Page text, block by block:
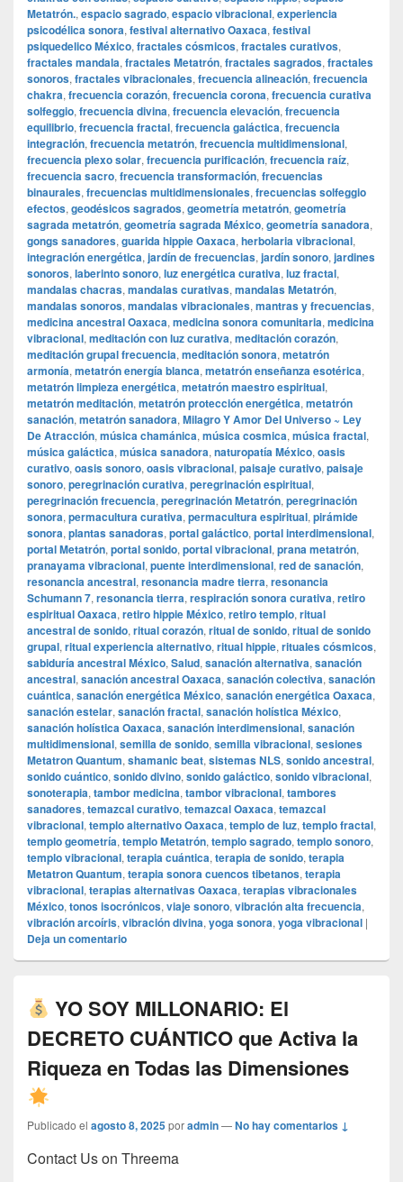
Metatrón., espacio sagrado, espacio vibracional, experiencia
psicodélica sonora, festival alternativo Oaxaca, festival
psiquedelico México, fractales cósmicos, fractales curativos,
fractales mandala, fractales Metatrón, fractales sagrados, fractales
sonoros, fractales vibracionales, frecuencia alineación, frecuencia
chakra, frecuencia corazón, frecuencia corona, frecuencia curativa
solfeggio, frecuencia divina, frecuencia elevación, frecuencia
equilibrio, frecuencia fractal, frecuencia galáctica, frecuencia
integración, frecuencia metatrón, frecuencia multidimensional,
frecuencia plexo solar, frecuencia purificación, frecuencia raíz,
frecuencia sacro, frecuencia transformación, frecuencias
binaurales, frecuencias multidimensionales, frecuencias solfeggio
efectos, geodésicos sagrados, geometría metatrón, geometría
sagrada metatrón, geometría sagrada México, geometría sanadora,
gongs sanadores, guarida hippie Oaxaca, herbolaria vibracional,
integración energética, jardín de frecuencias, jardín sonoro, jardines
sonoros, laberinto sonoro, luz energética curativa, luz fractal,
mandalas chacras, mandalas curativas, mandalas Metatrón,
mandalas sonoros, mandalas vibracionales, mantras y frecuencias,
medicina ancestral Oaxaca, medicina sonora comunitaria, medicina
vibracional, meditación con luz curativa, meditación corazón,
meditación grupal frecuencia, meditación sonora, metatrón
armonía, metatrón energía blanca, metatrón enseñanza esotérica,
metatrón limpieza energética, metatrón maestro espiritual,
metatrón meditación, metatrón protección energética, metatrón
sanación, metatrón sanadora, Milagro Y Amor Del Universo ~ Ley
De Atracción, música chamánica, música cosmica, música fractal,
música galáctica, música sanadora, naturopatía México, oasis
curativo, oasis sonoro, oasis vibracional, paisaje curativo, paisaje
sonoro, peregrinación curativa, peregrinación espiritual,
peregrinación frecuencia, peregrinación Metatrón, peregrinación
sonora, permacultura curativa, permacultura espiritual, pirámide
sonora, plantas sanadoras, portal galáctico, portal interdimensional,
portal Metatrón, portal sonido, portal vibracional, prana metatrón,
pranayama vibracional, puente interdimensional, red de sanación,
resonancia ancestral, resonancia madre tierra, resonancia
Schumann 7, resonancia tierra, respiración sonora curativa, retiro
espiritual Oaxaca, retiro hippie México, retiro templo, ritual
ancestral de sonido, ritual corazón, ritual de sonido, ritual de sonido
grupal, ritual experiencia alternativo, ritual hippie, rituales cósmicos,
sabiduría ancestral México, Salud, sanación alternativa, sanación
ancestral, sanación ancestral Oaxaca, sanación colectiva, sanación
cuántica, sanación energética México, sanación energética Oaxaca,
sanación estelar, sanación fractal, sanación holística México,
sanación holística Oaxaca, sanación interdimensional, sanación
multidimensional, semilla de sonido, semilla vibracional, sesiones
Metatron Quantum, shamanic beat, sistemas NLS, sonido ancestral,
sonido cuántico, sonido divino, sonido galáctico, sonido vibracional,
sonoterapia, tambor medicina, tambor vibracional, tambores
sanadores, temazcal curativo, temazcal Oaxaca, temazcal
vibracional, templo alternativo Oaxaca, templo de luz, templo fractal,
templo geometría, templo Metatrón, templo sagrado, templo sonoro,
templo vibracional, terapia cuántica, terapia de sonido, terapia
Metatron Quantum, terapia sonora cuencos tibetanos, terapia
vibracional, terapias alternativas Oaxaca, terapias vibracionales
México, tonos isocrónicos, viaje sonoro, vibración alta frecuencia,
vibración arcoíris, vibración divina, yoga sonora, yoga vibracional |
Deja un comentario
YO SOY MILLONARIO: El
DECRETO CUÁNTICO que Activa la
Riqueza en Todas las Dimensiones
Publicado el agosto 8, 2025poradmin—No hay comentarios ↓
Contact Us on Threema